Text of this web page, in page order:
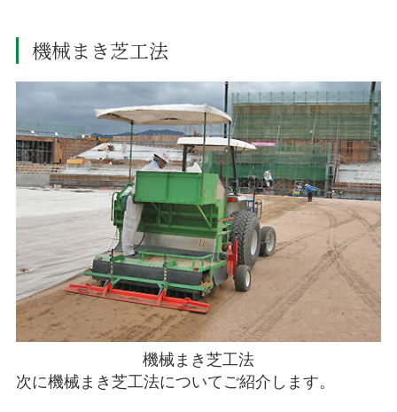
機械まき芝工法
機械まき芝工法
次に機械まき芝工法についてご紹介します。